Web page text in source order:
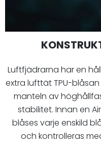
Luftfjädrarna har en
extra lufttät TPU-
manteln av
stabilitet. Innan en
blåses varje enskild
och kontrolleras